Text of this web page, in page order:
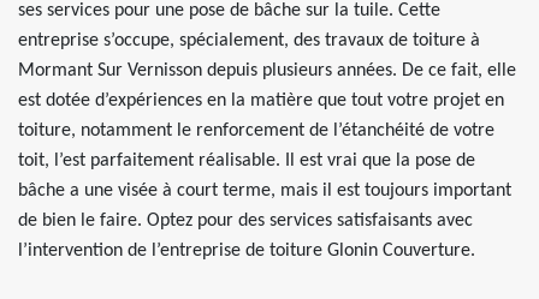
ses services pour une pose de bâche sur la tuile. Cette
entreprise s’occupe, spécialement, des travaux de toiture à
Mormant Sur Vernisson depuis plusieurs années. De ce fait, elle
est dotée d’expériences en la matière que tout votre projet en
toiture, notamment le renforcement de l’étanchéité de votre
toit, l’est parfaitement réalisable. Il est vrai que la pose de
bâche a une visée à court terme, mais il est toujours important
de bien le faire. Optez pour des services satisfaisants avec
l’intervention de l’entreprise de toiture Glonin Couverture.